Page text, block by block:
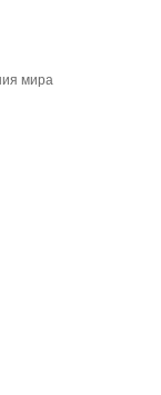
мира